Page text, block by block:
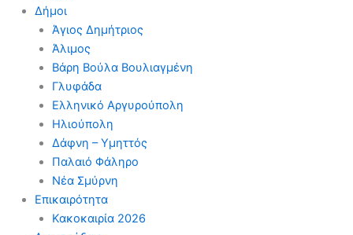
Δήμοι
Άγιος Δημήτριος
Άλιμος
Βάρη Βούλα Βουλιαγμένη
Γλυφάδα
Ελληνικό Αργυρούπολη
Ηλιούπολη
Δάφνη – Υμηττός
Παλαιό Φάληρο
Νέα Σμύρνη
Επικαιρότητα
Κακοκαιρία 2026